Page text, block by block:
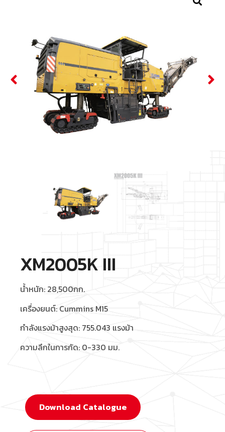
XM2005K III
น้ำหนัก: 28,500กก.
เครื่องยนต์: Cummins M15
กำลังแรงม้าสูงสุด: 755.043 แรงม้า
ความลึกในการกัด: 0-330 มม.‍
Download Catalogue